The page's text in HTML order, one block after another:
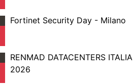
Fortinet Security Day - Milano
RENMAD DATACENTERS ITALIA
2026